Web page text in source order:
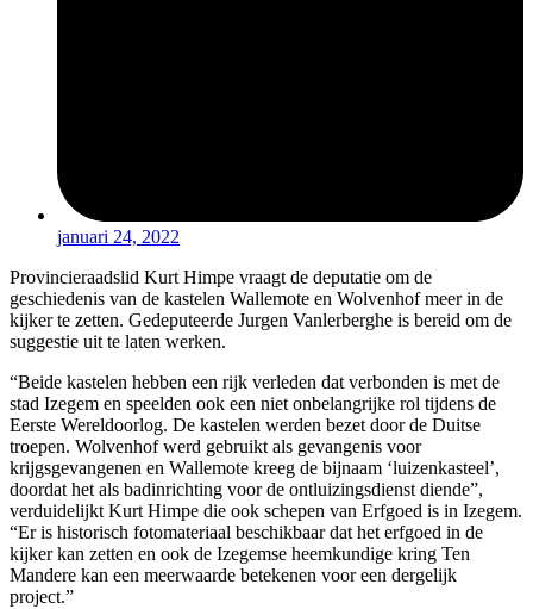
januari 24, 2022
Provincieraadslid Kurt Himpe vraagt de deputatie om de
geschiedenis van de kastelen Wallemote en Wolvenhof meer in de
kijker te zetten. Gedeputeerde Jurgen Vanlerberghe is bereid om de
suggestie uit te laten werken.
“Beide kastelen hebben een rijk verleden dat verbonden is met de
stad Izegem en speelden ook een niet onbelangrijke rol tijdens de
Eerste Wereldoorlog. De kastelen werden bezet door de Duitse
troepen. Wolvenhof werd gebruikt als gevangenis voor
krijgsgevangenen en Wallemote kreeg de bijnaam ‘luizenkasteel’,
doordat het als badinrichting voor de ontluizingsdienst diende”,
verduidelijkt Kurt Himpe die ook schepen van Erfgoed is in Izegem.
“Er is historisch fotomateriaal beschikbaar dat het erfgoed in de
kijker kan zetten en ook de Izegemse heemkundige kring Ten
Mandere kan een meerwaarde betekenen voor een dergelijk
project.”